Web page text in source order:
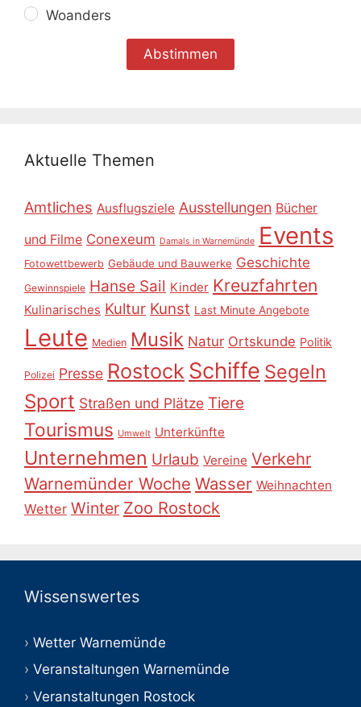
Woanders
Aktuelle Themen
Amtliches Ausflugsziele Ausstellungen Bücher
und Filme Conexeum Damals in Warnemünde Events
Fotowettbewerb Gebäude und Bauwerke Geschichte
Gewinnspiele Hanse Sail Kinder Kreuzfahrten
Kulinarisches Kultur Kunst Last Minute Angebote
Leute Medien Musik Natur Ortskunde Politik
Polizei Presse Rostock Schiffe Segeln
Sport Straßen und Plätze Tiere
Tourismus Umwelt Unterkünfte
Unternehmen Urlaub Vereine Verkehr
Warnemünder Woche Wasser Weihnachten
Wetter Winter Zoo Rostock
Wissenswertes
Wetter Warnemünde
Veranstaltungen Warnemünde
Veranstaltungen Rostock